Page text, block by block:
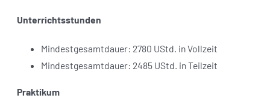
Unterrichtsstunden
Mindestgesamtdauer: 2780 UStd. in Vollzeit
Mindestgesamtdauer: 2485 UStd. in Teilzeit
Praktikum